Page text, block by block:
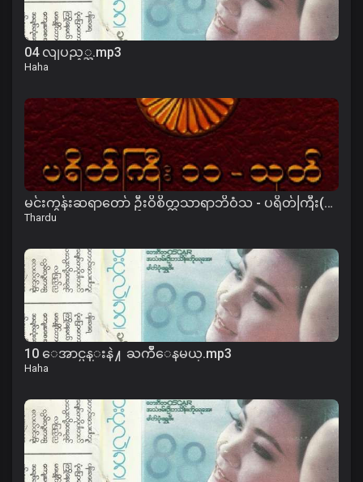
04 လျပည့္ည.mp3
Haha
မင်းကွန်းဆရာတော် ဦးဝိစိတ္တသာရာဘိဝံသ - ပရိတ်ကြီး(၁၁)သုတ်၊ ကမ္မဝါ
Thardu
10 ေအာင္ပန္းနဲ႔ ႀကိဳေနမယ္.mp3
Haha